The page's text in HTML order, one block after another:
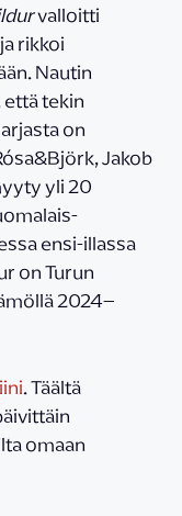
valloitti
rikkoi
Nautin
että tekin
on
Jakob
yli 20
ensi-illassa
on Turun
2024–
. Täältä
omaan